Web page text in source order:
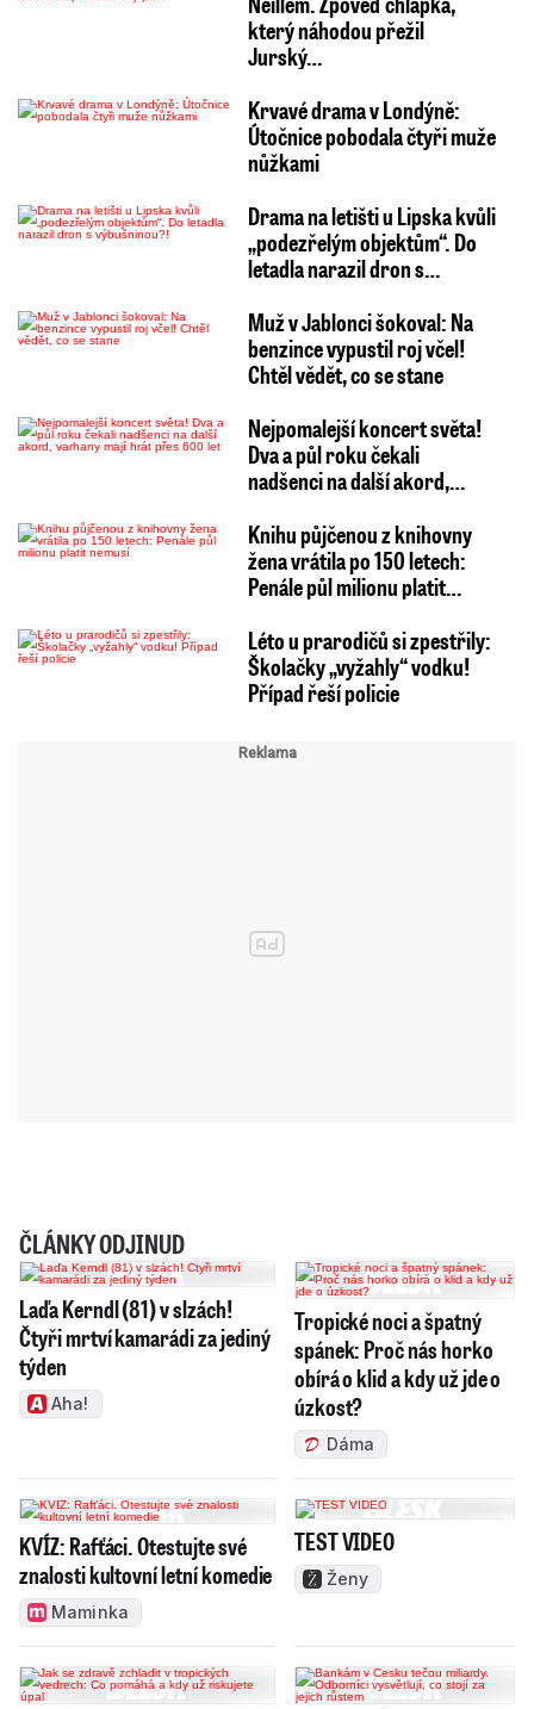
který náhodou přežil
Jurský…
Krvavé drama v Londýně:
Útočnice pobodala čtyři muže
nůžkami
Drama na letišti u Lipska kvůli
„podezřelým objektům“. Do
letadla narazil dron s…
Muž v Jablonci šokoval: Na
benzince vypustil roj včel!
Chtěl vědět, co se stane
Nejpomalejší koncert světa!
Dva a půl roku čekali
nadšenci na další akord,…
Knihu půjčenou z knihovny
žena vrátila po 150 letech:
Penále půl milionu platit…
Léto u prarodičů si zpestřily:
Školačky „vyžahly“ vodku!
Případ řeší policie
ČLÁNKY ODJINUD
Laďa Kerndl (81) v slzách!
Čtyři mrtví kamarádi za jediný
týden
Aha!
Tropické noci a špatný
spánek: Proč nás horko
obírá o klid a kdy už jde o
úzkost?
Dáma
KVÍZ: Rafťáci. Otestujte své
znalosti kultovní letní komedie
Maminka
TEST VIDEO
Ženy